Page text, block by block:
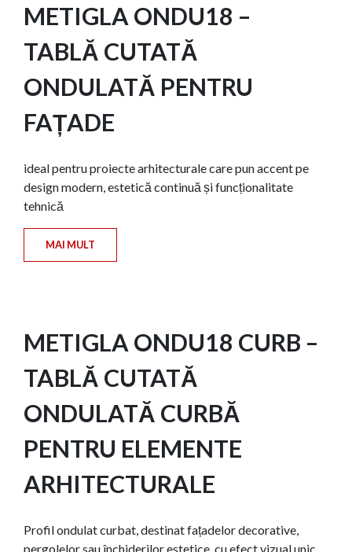
METIGLA ONDU18 –
TABLĂ CUTATĂ
ONDULATĂ PENTRU
FAȚADE
ideal pentru proiecte arhitecturale care pun accent pe
design modern, estetică continuă și funcționalitate
tehnică
MAI MULT
METIGLA ONDU18 CURB –
TABLĂ CUTATĂ
ONDULATĂ CURBĂ
PENTRU ELEMENTE
ARHITECTURALE
Profil ondulat curbat, destinat fațadelor decorative,
pergolelor sau închiderilor estetice, cu efect vizual unic.